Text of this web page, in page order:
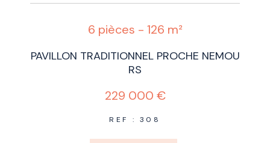
6 pièces - 126 m²
PAVILLON TRADITIONNEL PROCHE NEMOU
RS
229 000 €
REF : 308